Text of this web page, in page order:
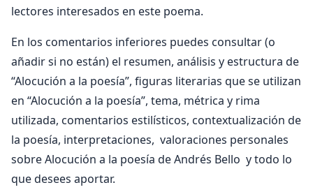
lectores interesados en este poema.
En los comentarios inferiores puedes consultar (o
añadir si no están) el resumen, análisis y estructura de
“Alocución a la poesía”, figuras literarias que se utilizan
en “Alocución a la poesía”, tema, métrica y rima
utilizada, comentarios estilísticos, contextualización de
la poesía, interpretaciones, valoraciones personales
sobre Alocución a la poesía de Andrés Bello y todo lo
que desees aportar.